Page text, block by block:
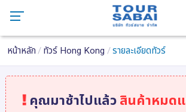
หน้าหลัก ทัวร์ Hong Kong รายละเอียดทัวร์
คุณมาช้าไปแล้ว สินค้าหมดแ